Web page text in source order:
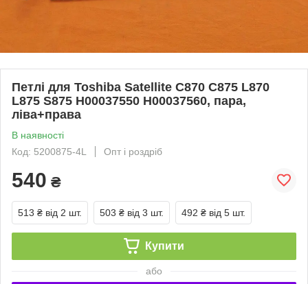
Петлі для Toshiba Satellite C870 C875 L870
L875 S875 H00037550 H00037560, пара,
ліва+права
В наявності
Код: 5200875-4L
Опт і роздріб
540 ₴
513 ₴ від 2 шт. 503 ₴ від 3 шт. 492 ₴ від 5 шт.
Купити
або